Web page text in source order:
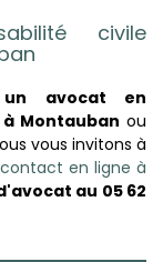
civile
avocat en
Montauban ou
vous invitons à
en ligne à
au 05 62